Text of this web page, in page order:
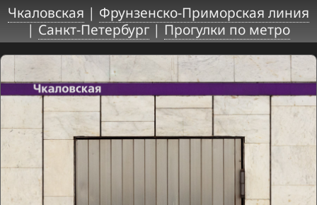
Чкаловская | Фрунзенско-Приморская линия
|Санкт-Петербург|Прогулки по метро